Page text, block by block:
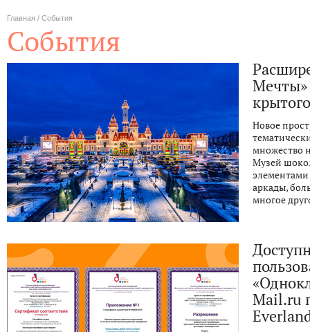
Главная / События
События
Мечты»
Новое
множество
Музей
аркады,
многое
Mail.ru